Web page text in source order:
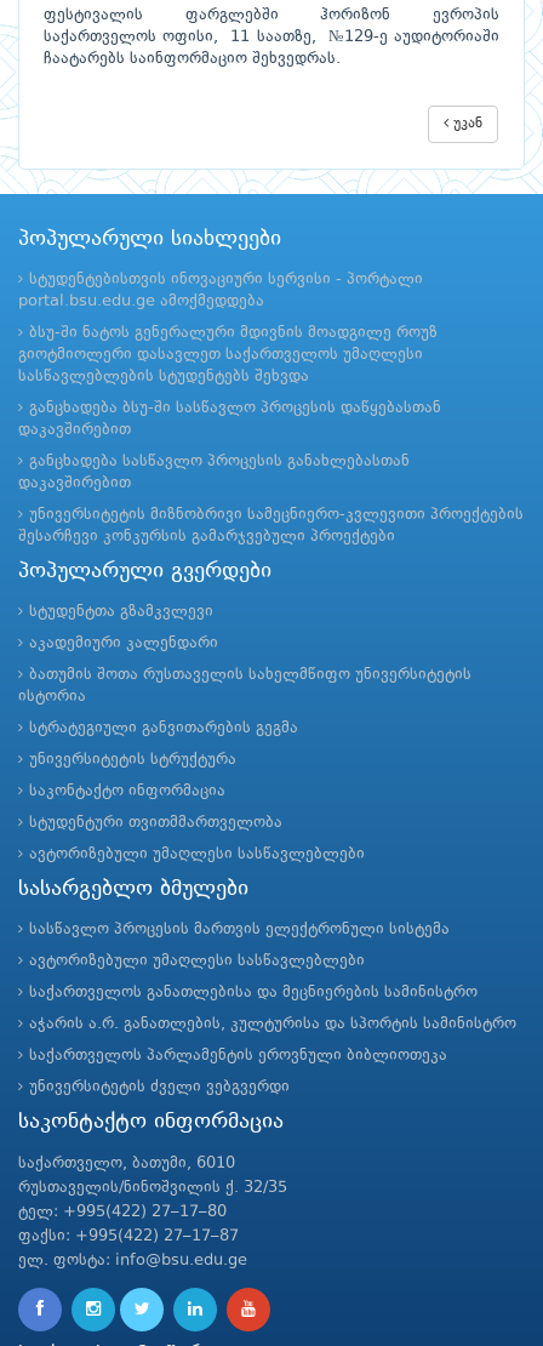
ფესტივალის ფარგლებში ჰორიზონ ევროპის
საქართველოს ოფისი, 11 საათზე, №129-ე აუდიტორიაში
ჩაატარებს საინფორმაციო შეხვედრას.
უკან
პოპულარული სიახლეები
სტუდენტებისთვის ინოვაციური სერვისი - პორტალი
portal.bsu.edu.ge ამოქმედდება
ბსუ-ში ნატოს გენერალური მდივნის მოადგილე როუზ
გიოტმიოლერი დასავლეთ საქართველოს უმაღლესი
სასწავლებლების სტუდენტებს შეხვდა
განცხადება ბსუ-ში სასწავლო პროცესის დაწყებასთან
დაკავშირებით
განცხადება სასწავლო პროცესის განახლებასთან
დაკავშირებით
უნივერსიტეტის მიზნობრივი სამეცნიერო-კვლევითი პროექტების
შესარჩევი კონკურსის გამარჯვებული პროექტები
პოპულარული გვერდები
სტუდენტთა გზამკვლევი
აკადემიური კალენდარი
ბათუმის შოთა რუსთაველის სახელმწიფო უნივერსიტეტის
ისტორია
სტრატეგიული განვითარების გეგმა
უნივერსიტეტის სტრუქტურა
საკონტაქტო ინფორმაცია
სტუდენტური თვითმმართველობა
ავტორიზებული უმაღლესი სასწავლებლები
სასარგებლო ბმულები
სასწავლო პროცესის მართვის ელექტრონული სისტემა
ავტორიზებული უმაღლესი სასწავლებლები
საქართველოს განათლებისა და მეცნიერების სამინისტრო
აჭარის ა.რ. განათლების, კულტურისა და სპორტის სამინისტრო
საქართველოს პარლამენტის ეროვნული ბიბლიოთეკა
უნივერსიტეტის ძველი ვებგვერდი
საკონტაქტო ინფორმაცია
საქართველო, ბათუმი, 6010
რუსთაველის/ნინოშვილის ქ. 32/35
ტელ: +995(422) 27–17–80
ფაქსი: +995(422) 27–17–87
ელ. ფოსტა: info@bsu.edu.ge